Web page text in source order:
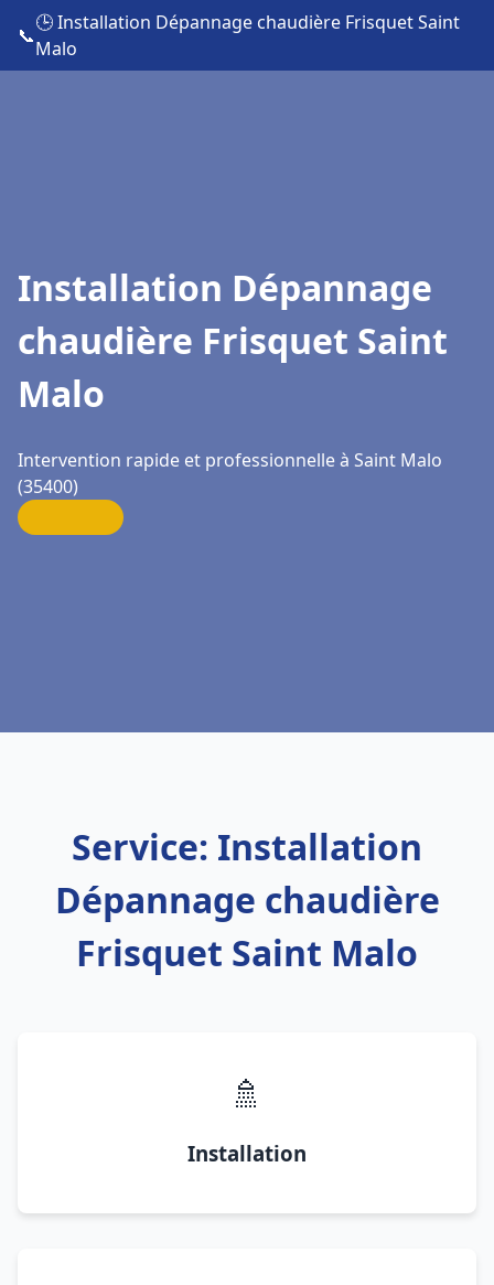
📞
🕒 Installation Dépannage chaudière Frisquet Saint
Malo
Installation Dépannage
chaudière Frisquet Saint
Malo
Intervention rapide et professionnelle à Saint Malo
(35400)
Service: Installation
Dépannage chaudière
Frisquet Saint Malo
🚿
Installation